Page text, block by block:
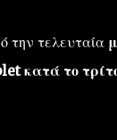
την τελευταία
κατά το